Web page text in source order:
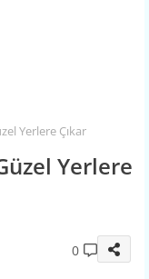
Yerlere Çıkar
Yerlere
0